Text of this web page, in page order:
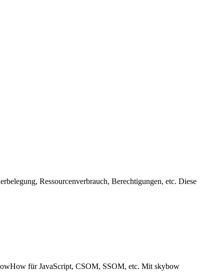
Ressourcenverbrauch, Berechtigungen, etc. Diese
für JavaScript, CSOM, SSOM, etc. Mit skybow